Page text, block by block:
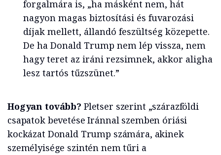
forgalmára is, „ha másként nem, hát
nagyon magas biztosítási és fuvarozási
díjak mellett, állandó feszültség közepette.
De ha Donald Trump nem lép vissza, nem
hagy teret az iráni rezsimnek, akkor aligha
lesz tartós tűzszünet.”
Hogyan tovább? Pletser szerint „szárazföldi
csapatok bevetése Iránnal szemben óriási
kockázat Donald Trump számára, akinek
személyisége szintén nem tűri a